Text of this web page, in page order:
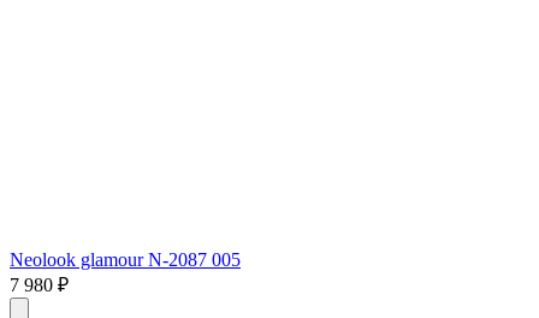
Neolook glamour N-2087 005
7 980 ₽